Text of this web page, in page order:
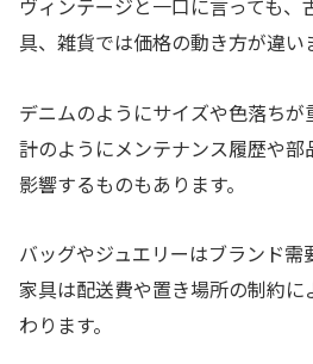
ヴィンテージと一口に言っても、
具、雑貨では価格の動き方が違い
デニムのようにサイズや色落ち
計のようにメンテナンス履歴や部
影響するものもあります。
バッグやジュエリーはブランド需
家具は配送費や置き場所の制約
わります。